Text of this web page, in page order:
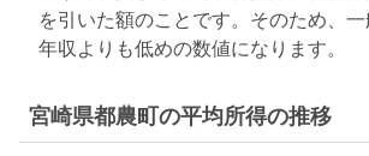
を引いた額のことです。そのため、
年収よりも低めの数値になります。
宮崎県都農町の平均所得の推移